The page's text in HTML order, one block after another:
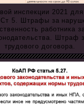
инспекции 2021
Ст 5. Штрафы за
работника
Штраф
трудового договора.